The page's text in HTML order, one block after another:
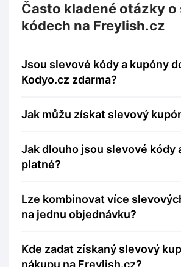
Často kladené otázky
kódech na Freylish.cz
Jsou slevové kódy a kupóny dostupné na
Kodyo.cz zdarma?
Jak můžu získat slevový
Jak dlouho jsou slevové kódy a kupóny
platné?
Lze kombinovat více slevových kupónů
na jednu objednávku?
Kde zadat získaný slevový kupón při
nákupu na Freylish.cz?